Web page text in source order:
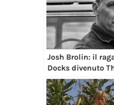
Josh Brolin: il
Docks divenuto